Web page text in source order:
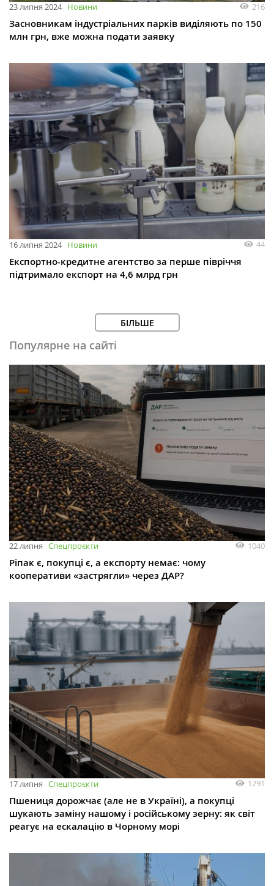
23 липня 2024 Новини 216
Засновникам індустріальних парків виділяють по 150
млн грн, вже можна подати заявку
16 липня 2024 Новини 44
Експортно-кредитне агентство за перше півріччя
підтримало експорт на 4,6 млрд грн
БІЛЬШЕ
Популярне на сайті
22 липня Спецпроєкти 1040
Ріпак є, покупці є, а експорту немає: чому
кооперативи «застрягли» через ДАР?
17 липня Спецпроєкти 1291
Пшениця дорожчає (але не в Україні), а покупці
шукають заміну нашому і російському зерну: як світ
реагує на ескалацію в Чорному морі